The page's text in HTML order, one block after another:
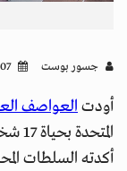
جسور بوست 07 أبريل 2025 - 08:26
أودتالعواصف
أكدته السلطات